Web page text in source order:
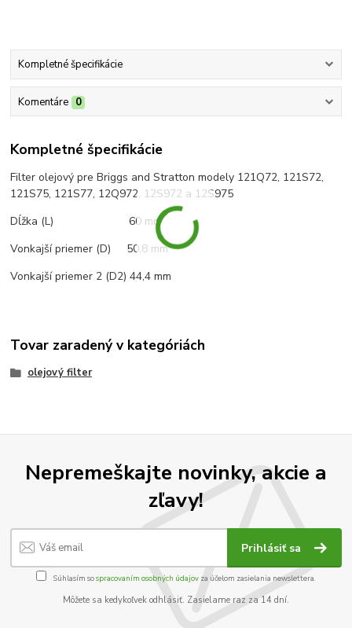
Kompletné špecifikácie
Komentáre 0
Kompletné špecifikácie
Filter olejový pre Briggs and Stratton modely 121Q72, 121S72,
121S75, 121S77, 12Q972, 12S972 a 12S975
Dĺžka (L) 60 mm
Vonkajší priemer (D) 50,8 mm
Vonkajší priemer 2 (D2) 44,4 mm
Tovar zaradený v kategóriách
olejový filter
Nepremeškajte novinky, akcie a
zľavy!
Prihlásiť sa
Súhlasím sospracovaním osobných údajov za účelom zasielania newslettera.
Môžete sa kedykoľvek odhlásiť. Zasielame raz za 14 dní.